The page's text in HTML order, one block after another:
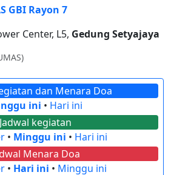
GBI Rayon 7
Center, L5, Gedung Setyajaya
dan Menara Doa
ini • Hari ini
Jadwal kegiatan
• Minggu ini • Hari ini
Menara Doa
• Hari ini • Minggu ini